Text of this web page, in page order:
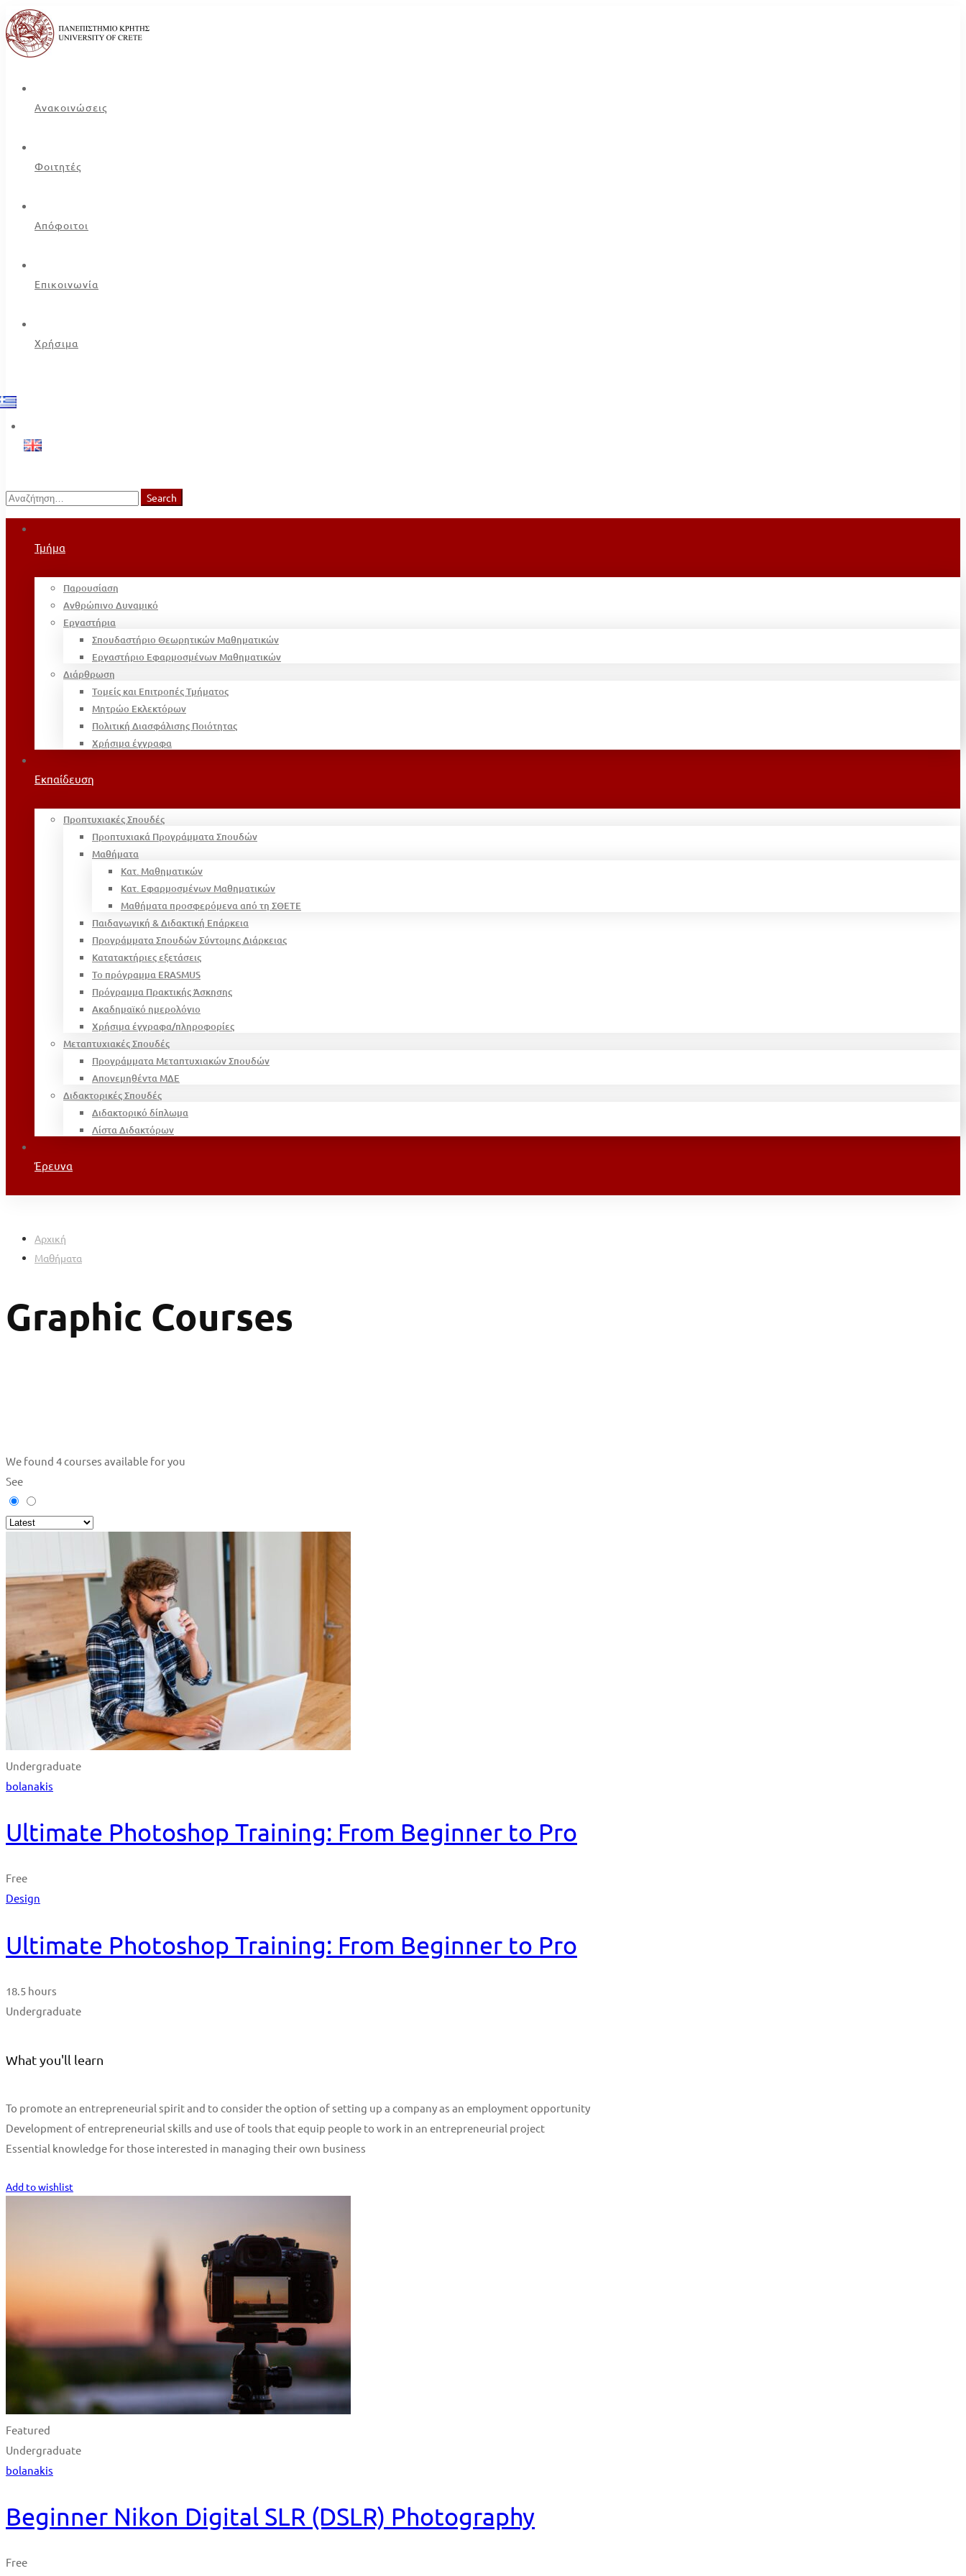
Ανακοινώσεις
Φοιτητές
Απόφοιτοι
Επικοινωνία
Χρήσιμα
Search
for:
Search
Τμήμα
Παρουσίαση
Ανθρώπινο Δυναμικό
Εργαστήρια
Σπουδαστήριο Θεωρητικών Μαθηματικών
Εργαστήριο Εφαρμοσμένων Μαθηματικών
Διάρθρωση
Τομείς και Επιτροπές Τμήματος
Μητρώο Εκλεκτόρων
Πολιτική Διασφάλισης Ποιότητας
Χρήσιμα έγγραφα
Εκπαίδευση
Προπτυχιακές Σπουδές
Προπτυχιακά Προγράμματα Σπουδών
Μαθήματα
Κατ. Μαθηματικών
Κατ. Εφαρμοσμένων Μαθηματικών
Μαθήματα προσφερόμενα από τη ΣΘΕΤΕ
Παιδαγωγική & Διδακτική Επάρκεια
Προγράμματα Σπουδών Σύντομης Διάρκειας
Κατατακτήριες εξετάσεις
Το πρόγραμμα ERASMUS
Πρόγραμμα Πρακτικής Άσκησης
Ακαδημαϊκό ημερολόγιο
Χρήσιμα έγγραφα/πληροφορίες
Μεταπτυχιακές Σπουδές
Προγράμματα Μεταπτυχιακών Σπουδών
Απονεμηθέντα ΜΔΕ
Διδακτορικές Σπουδές
Διδακτορικό δίπλωμα
Λίστα Διδακτόρων
Έρευνα
Αρχική
Μαθήματα
Graphic Courses
We found 4courses available for you
See
Undergraduate
bolanakis
Ultimate Photoshop Training: From Beginner to Pro
Free
Design
Ultimate Photoshop Training: From Beginner to Pro
18.5 hours
Undergraduate
What you'll learn
To promote an entrepreneurial spirit and to consider the option of setting up a company as an employment opportunity
Development of entrepreneurial skills and use of tools that equip people to work in an entrepreneurial project
Essential knowledge for those interested in managing their own business
Add to wishlist
Featured
Undergraduate
bolanakis
Beginner Nikon Digital SLR (DSLR) Photography
Free